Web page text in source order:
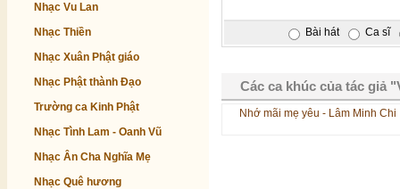
Nhạc Vu Lan
Nhạc Thiền
Nhạc Xuân Phật giáo
Nhạc Phật thành Đạo
Trường ca Kinh Phật
Nhạc Tình Lam - Oanh Vũ
Nhạc Ân Cha Nghĩa Mẹ
Nhạc Quê hương
Bài hát Ca sĩ
Các ca khúc của tác giả
Nhớ mãi mẹ yêu - Lâm Minh Chi